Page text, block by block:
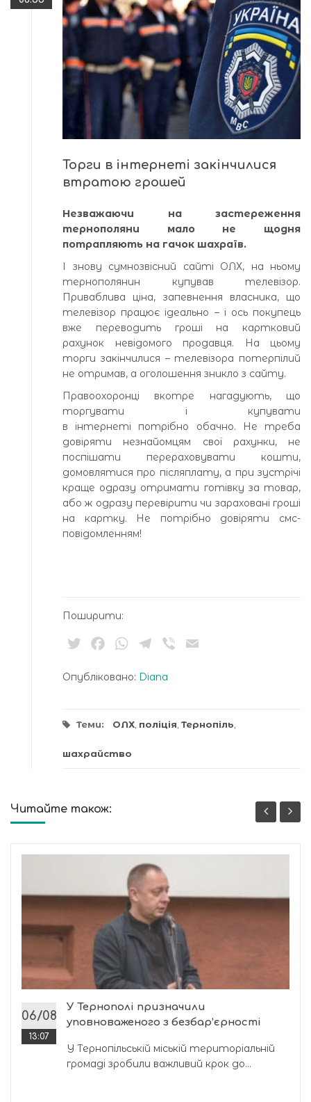
Торги в інтернеті закінчилися
втратою грошей
Незважаючи на застереження
тернополяни мало не щодня
потрапляють на гачок шахраїв.
І знову сумнозвісний сайті ОЛХ, на ньому
тернополянин купував телевізор.
Приваблива ціна, запевнення власника, що
телевізор працює ідеально – і ось покупець
вже переводить гроші на картковий
рахунок невідомого продавця. На цьому
торги закінчилися – телевізора потерпілий
не отримав, а оголошення зникло з сайту.
Правоохоронці вкотре нагадують, що
торгувати і купувати
в інтернеті потрібно обачно. Не треба
довіряти незнайомцям свої рахунки, не
поспішати перераховувати кошти,
домовлятися про післяплату, а при зустрічі
краще одразу отримати готівку за товар,
або ж одразу перевірити чи зараховані гроші
на картку. Не потрібно довіряти смс-
повідомленням!
Поширити:
TwitterFacebookWhatsApp
Telegram
Viber
Опубліковано: Diana
Теми: ОЛХ, поліція, Тернопіль,
шахрайство
Читайте також:
06/08
13:07
У Тернополі призначили
уповноваженого з безбар’єрності
У Тернопільській міській територіальній
громаді зробили важливий крок до...